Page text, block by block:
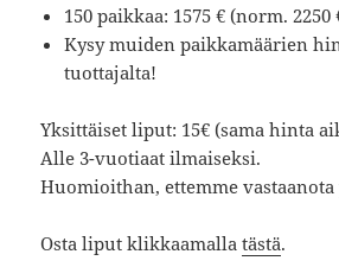
150 paikkaa: 1575 € (norm. 2250
Kysy muiden paikkamäärien
tuottajalta!
Yksittäiset liput: 15€ (sama hinta
Alle 3-vuotiaat ilmaiseksi.
Huomioithan, ettemme vastaanota
Osta liput klikkaamallatästä.